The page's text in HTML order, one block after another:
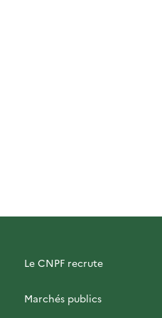
Le CNPF recrute
Marchés publics